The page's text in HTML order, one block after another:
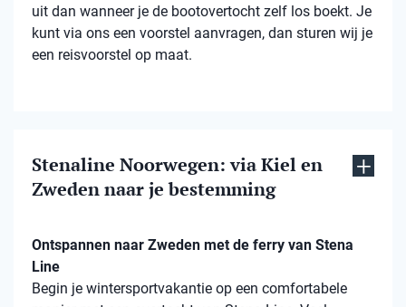
uit dan wanneer je de bootovertocht zelf los boekt. Je
kunt via ons een voorstel aanvragen, dan sturen wij je
een reisvoorstel op maat.
Stenaline Noorwegen: via Kiel en
Zweden naar je bestemming
Ontspannen naar Zweden met de ferry van Stena
Line
Begin je wintersportvakantie op een comfortabele